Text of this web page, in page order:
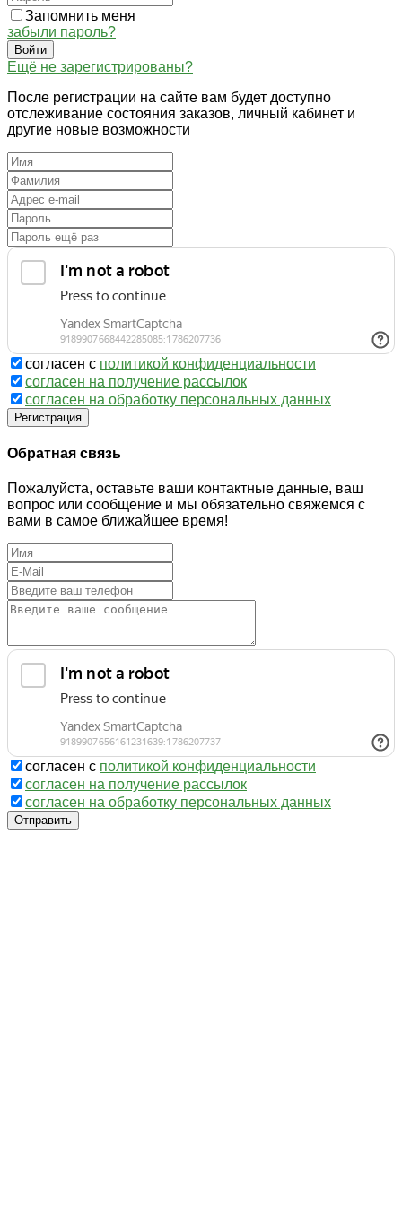
Запомнить меня
забыли пароль?
Войти
Ещё не зарегистрированы?
После регистрации на сайте вам будет доступно
отслеживание состояния заказов, личный кабинет и
другие новые возможности
согласен с политикой конфиденциальности
согласен на получение рассылок
согласен на обработку персональных данных
Регистрация
Обратная связь
Пожалуйста, оставьте ваши контактные данные, ваш
вопрос или сообщение и мы обязательно свяжемся с
вами в самое ближайшее время!
согласен с политикой конфиденциальности
согласен на получение рассылок
согласен на обработку персональных данных
Отправить